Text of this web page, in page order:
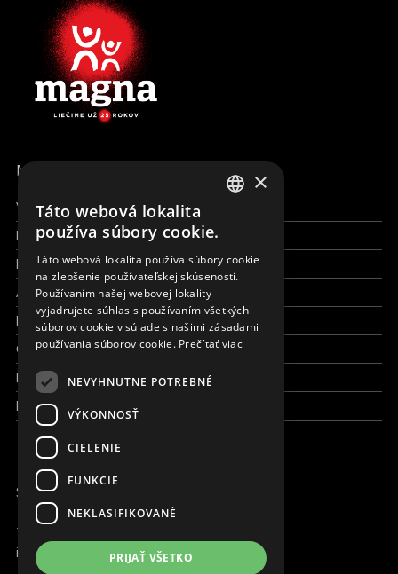
MENU
Všetky formy pomoci
Financie a reporty
Pracujte s nami
Aktuálne
Kto sme
Čo robíme
Kde robíme
Kontaktujte nás
SME ONLINE
+421 917 827 827
info@magna.org
CZECH
FRENCH
×
Táto webová lokalita
používa súbory cookie.
Táto webová lokalita používa súbory cookie
na zlepšenie používateľskej skúsenosti.
Používaním našej webovej lokality
vyjadrujete súhlas s používaním všetkých
súborov cookie v súlade s našimi zásadami
používania súborov cookie. Prečítať viac
NEVYHNUTNE POTREBNÉ
VÝKONNOSŤ
CIELENIE
FUNKCIE
NEKLASIFIKOVANÉ
PRIJAŤ VŠETKO